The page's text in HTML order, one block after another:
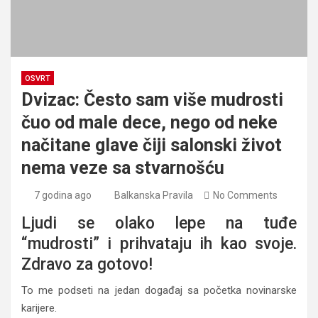
OSVRT
Dvizac: Često sam više mudrosti
čuo od male dece, nego od neke
načitane glave čiji salonski život
nema veze sa stvarnošću
7 godina ago Balkanska Pravila No Comments
Ljudi se olako lepe na tuđe
“mudrosti” i prihvataju ih kao svoje.
Zdravo za gotovo!
To me podseti na jedan događaj sa početka novinarske
karijere.